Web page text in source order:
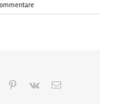
Tumblr Pinterest
Vk
E-